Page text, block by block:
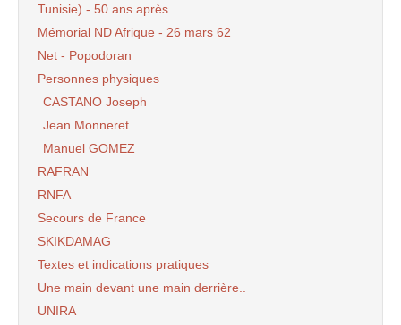
Tunisie) - 50 ans après
Mémorial ND Afrique - 26 mars 62
Net - Popodoran
Personnes physiques
CASTANO Joseph
Jean Monneret
Manuel GOMEZ
RAFRAN
RNFA
Secours de France
SKIKDAMAG
Textes et indications pratiques
Une main devant une main derrière..
UNIRA